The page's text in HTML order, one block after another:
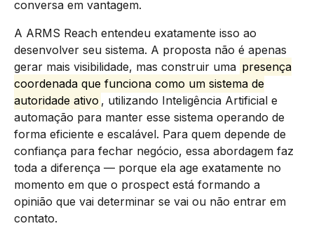
conversa em vantagem.
A ARMS Reach entendeu exatamente isso ao
desenvolver seu sistema. A proposta não é apenas
gerar mais visibilidade, mas construir uma presença
coordenada que funciona como um sistema de
autoridade ativo , utilizando Inteligência Artificial e
automação para manter esse sistema operando de
forma eficiente e escalável. Para quem depende de
confiança para fechar negócio, essa abordagem faz
toda a diferença — porque ela age exatamente no
momento em que o prospect está formando a
opinião que vai determinar se vai ou não entrar em
contato.